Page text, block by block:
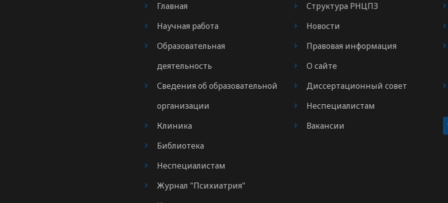
Главная
Научная работа
Образовательная
деятельность
Сведения об образовательной
организации
Клиника
Библиотека
Неспециалистам
Журнал "Психиатрия"
Структура РНЦПЗ
Новости
Правовая информация
О сайте
Диссертационный совет
Неспециалистам
Вакансии